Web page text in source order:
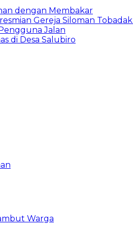
dengan Membakar
Gereja Siloman Tobadak l
Jalan
di Desa Salubiro
Warga